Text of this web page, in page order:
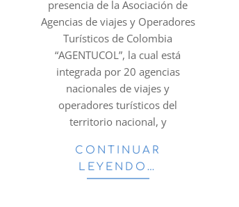
presencia de la Asociación de
Agencias de viajes y Operadores
Turísticos de Colombia
“AGENTUCOL”, la cual está
integrada por 20 agencias
nacionales de viajes y
operadores turísticos del
territorio nacional, y
CONTINUAR
LEYENDO…